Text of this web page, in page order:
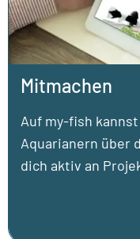
Mitmachen
Auf my-fish
Aquarianern über
dich aktiv an